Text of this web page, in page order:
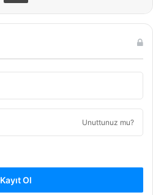
Unuttunuz mu?
Kayıt Ol